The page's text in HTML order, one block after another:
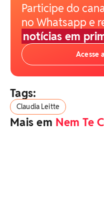
Participe do
no Whatsapp e
notícias em
Acesse
Tags:
Claudia Leitte
Mais em Nem Te